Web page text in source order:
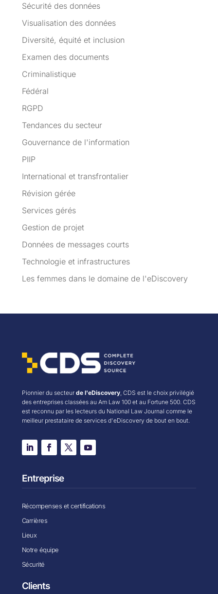
Sécurité des données
Visualisation des données
Diversité, équité et inclusion
Examen des documents
Criminalistique
Fédéral
RGPD
Tendances du secteur
Gouvernance de l'information
PIIP
International et transfrontalier
Révision gérée
Services gérés
Gestion de projet
Données de messages courts
Technologie et infrastructures
Les femmes dans le domaine de l'eDiscovery
Pionnier du secteur de l'eDiscovery, CDS est le choix privilégié
des entreprises classées au Am Law 100 et au Fortune 500. CDS
est reconnu par les lecteurs du National Law Journal comme le
meilleur prestataire de services d'eDiscovery de bout en bout.
Entreprise
Récompenses et certifications
Carrières
Lieux
Notre équipe
Sécurité
Clients